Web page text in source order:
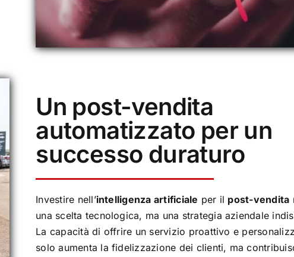
Un post-vendita
automatizzato per un
successo duraturo
Investire nell’intelligenza artificiale per il post-vendita
una scelta tecnologica, ma una strategia aziendale
La capacità di offrire un servizio proattivo e
solo aumenta la fidelizzazione dei clienti, ma